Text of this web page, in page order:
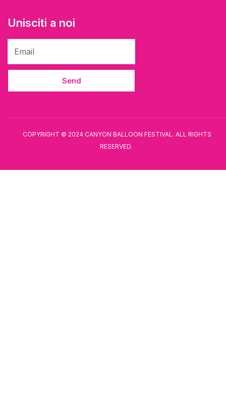
Unisciti a noi
Send
COPYRIGHT © 2024 CANYON BALLOON FESTIVAL. ALL RIGHTS
RESERVED.